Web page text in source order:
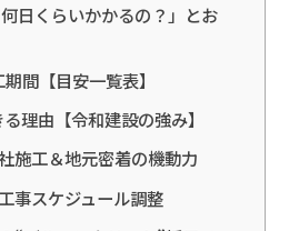
何日くらいかかるの？」とお
間【目安一覧表】
理由【令和建設の強み】
施工＆地元密着の機動力
事スケジュール調整